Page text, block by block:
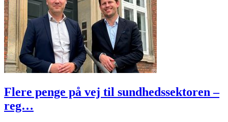
Flere penge på vej til sundhedssektoren –
reg…